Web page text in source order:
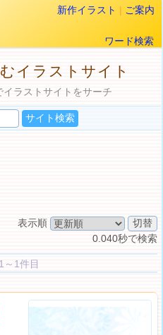
新作イラスト | ご案内
ワード検索
イラストサイト
ラストサイトをサーチ
表示順
0.040秒で検索
～1件目